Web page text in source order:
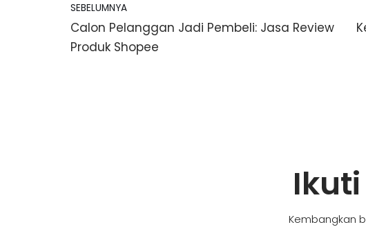
SEBELUMNYA
Calon Pelanggan Jadi Pembeli: Jasa Review
Produk Shopee
Kembangkan